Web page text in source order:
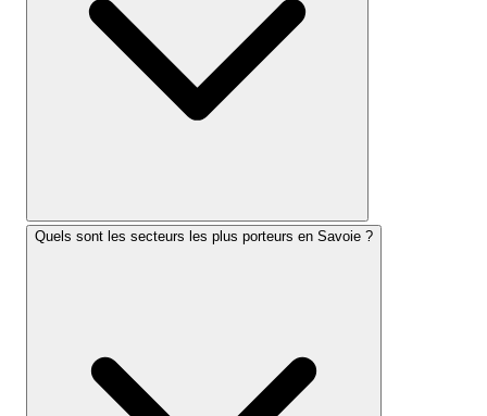
Quels sont les secteurs les plus porteurs en Savoie ?